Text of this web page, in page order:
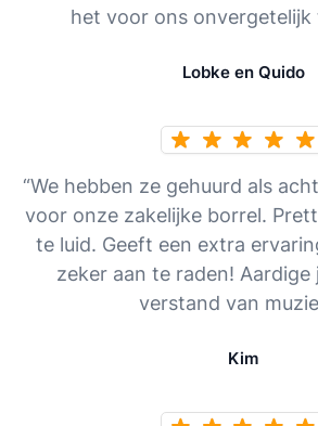
het voor ons onvergetelijk
Lobke en Quido
“We hebben ze gehuurd als
voor onze zakelijke borrel.
te luid. Geeft een extra
zeker aan te raden! Aardige
verstand van
Kim